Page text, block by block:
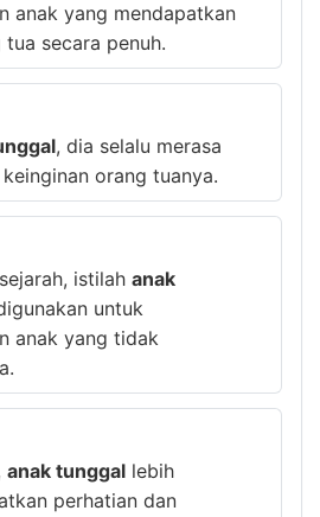
anak yang mendapatkan
secara penuh.
, dia selalu merasa
orang tuanya.
istilah anak
untuk
anak yang tidak
anak tunggal lebih
perhatian dan